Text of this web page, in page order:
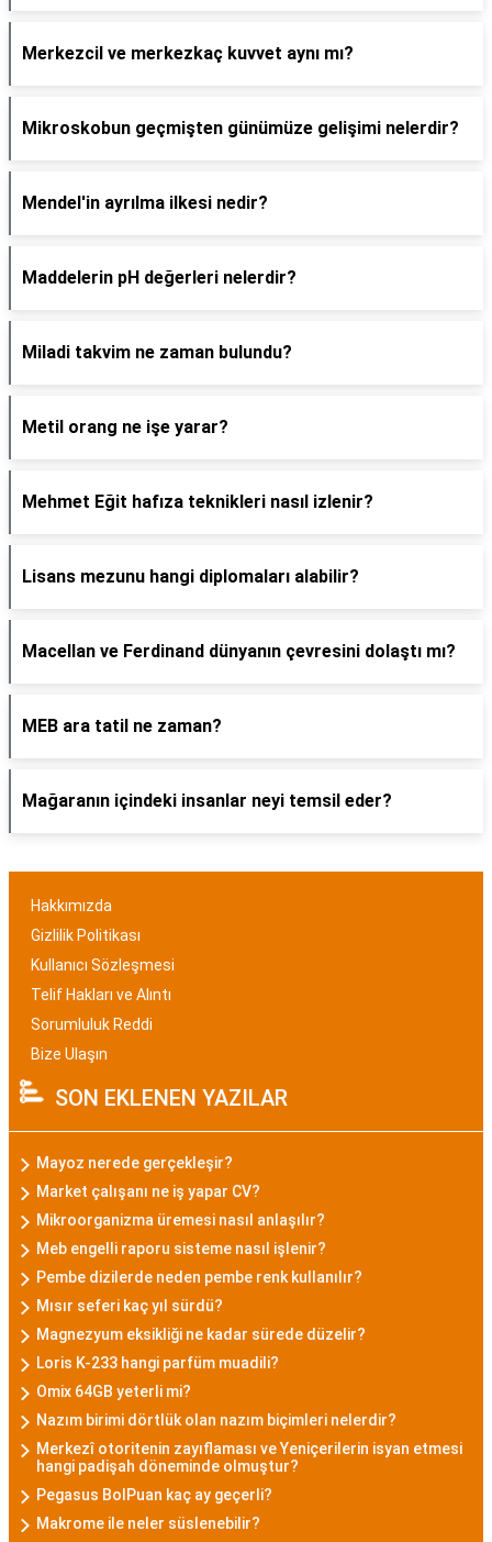
Merkezcil ve merkezkaç kuvvet aynı mı?
Mikroskobun geçmişten günümüze gelişimi nelerdir?
Mendel'in ayrılma ilkesi nedir?
Maddelerin pH değerleri nelerdir?
Miladi takvim ne zaman bulundu?
Metil orang ne işe yarar?
Mehmet Eğit hafıza teknikleri nasıl izlenir?
Lisans mezunu hangi diplomaları alabilir?
Macellan ve Ferdinand dünyanın çevresini dolaştı mı?
MEB ara tatil ne zaman?
Mağaranın içindeki insanlar neyi temsil eder?
Hakkımızda
Gizlilik Politikası
Kullanıcı Sözleşmesi
Telif Hakları ve Alıntı
Sorumluluk Reddi
Bize Ulaşın
SON EKLENEN YAZILAR
Mayoz nerede gerçekleşir?
Market çalışanı ne iş yapar CV?
Mikroorganizma üremesi nasıl anlaşılır?
Meb engelli raporu sisteme nasıl işlenir?
Pembe dizilerde neden pembe renk kullanılır?
Mısır seferi kaç yıl sürdü?
Magnezyum eksikliği ne kadar sürede düzelir?
Loris K-233 hangi parfüm muadili?
Omix 64GB yeterli mi?
Nazım birimi dörtlük olan nazım biçimleri nelerdir?
Merkezî otoritenin zayıflaması ve Yeniçerilerin isyan etmesi
hangi padişah döneminde olmuştur?
Pegasus BolPuan kaç ay geçerli?
Makrome ile neler süslenebilir?